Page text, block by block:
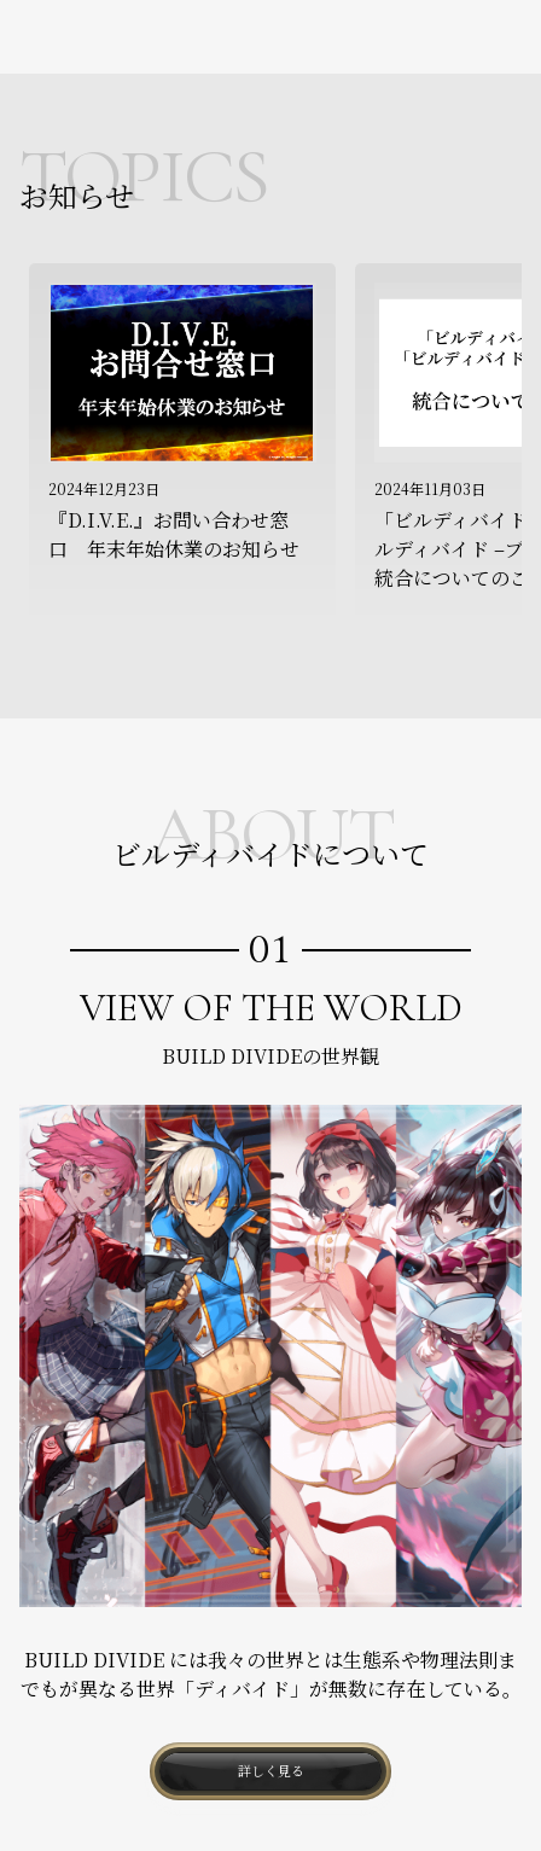
TOPICS
お知らせ
2024年12月23日
『D.I.V.E.』お問い合わせ窓
口 年末年始休業のお知らせ
2024年11月03日
「ビルディバイド
ルディバイド –
統合についてのご
ABOUT
ビルディバイドについて
01
VIEW OF THE WORLD
BUILD DIVIDEの世界観
BUILD DIVIDE には我々の世界とは生態系や物理法則ま
でもが異なる世界「ディバイド」が無数に存在している。
詳しく見る